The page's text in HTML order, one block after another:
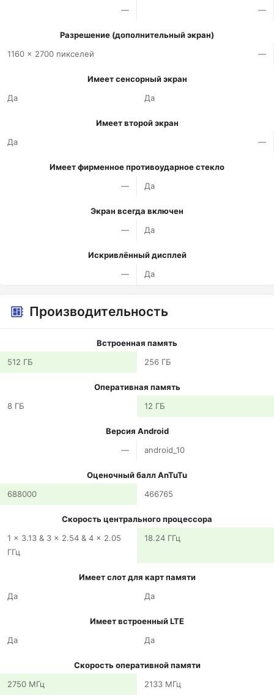
— —
Разрешение (дополнительный экран)
1160 x 2700 пикселей
—
Имеет сенсорный экран
Да
Да
Имеет второй экран
Да
—
Имеет фирменное противоударное стекло
—
Да
Экран всегда включен
—
Да
Искривлённый дисплей
—
Да
Производительность
Встроенная память
512 ГБ
256 ГБ
Оперативная память
8 ГБ
12 ГБ
Версия Android
—
android_10
Оценочный балл AnTuTu
688000
466765
Скорость центрального процессора
1 x 3.13 & 3 x 2.54 & 4 x 2.05
ГГц
18.24 ГГц
Имеет слот для карт памяти
Да
Да
Имеет встроенный LTE
Да
Да
Скорость оперативной памяти
2750 МГц
2133 МГц